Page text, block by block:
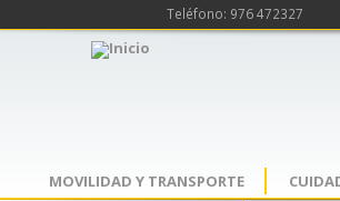
Teléfono: 976 472327
MOVILIDAD Y TRANSPORTE